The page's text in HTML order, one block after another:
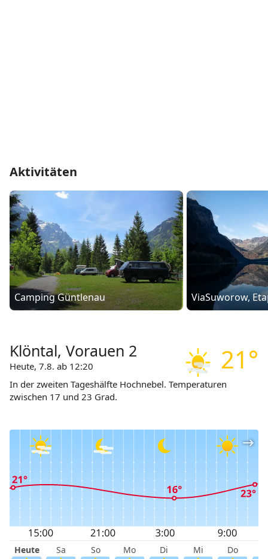
Aktivitäten
Camping Güntlenau ViaSuworow,
21°
Klöntal, Vorauen 2
Heute, 7.8. ab 12:20
In der zweiten Tageshälfte Hochnebel. Temperaturen
zwischen 17 und 23 Grad.
Heute Sa So Mo Di Mi Do